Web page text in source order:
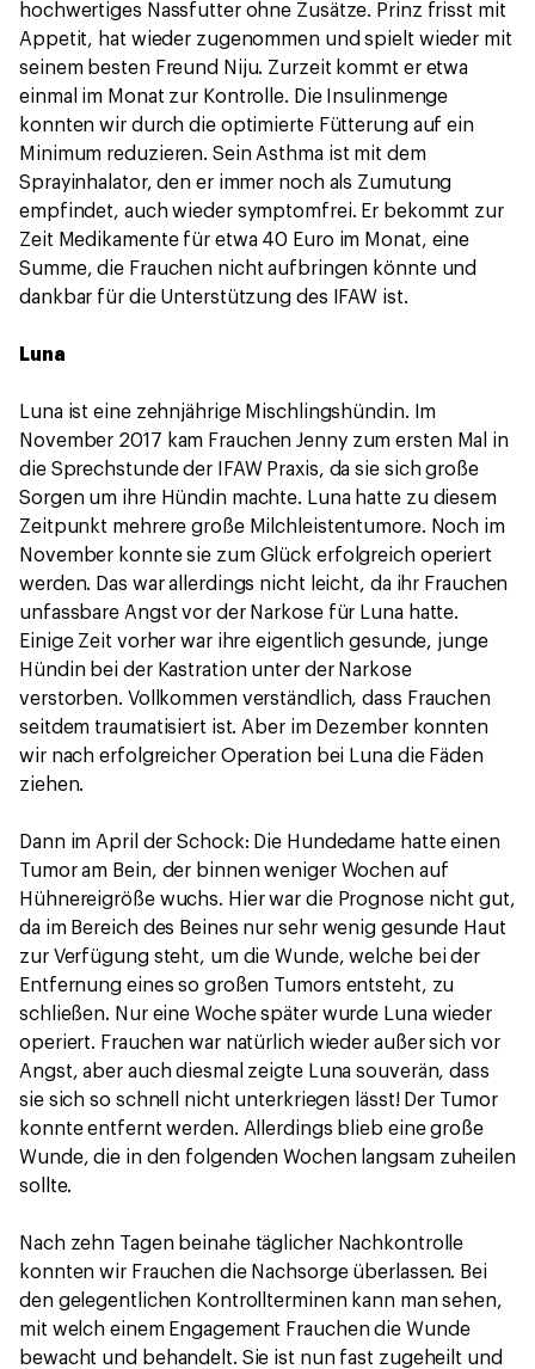
hochwertiges Nassfutter ohne Zusätze. Prinz frisst mit
Appetit, hat wieder zugenommen und spielt wieder mit
seinem besten Freund Niju. Zurzeit kommt er etwa
einmal im Monat zur Kontrolle. Die Insulinmenge
konnten wir durch die optimierte Fütterung auf ein
Minimum reduzieren. Sein Asthma ist mit dem
Sprayinhalator, den er immer noch als Zumutung
empfindet, auch wieder symptomfrei. Er bekommt zur
Zeit Medikamente für etwa 40 Euro im Monat, eine
Summe, die Frauchen nicht aufbringen könnte und
dankbar für die Unterstützung des IFAW ist.
Luna
Luna ist eine zehnjährige Mischlingshündin. Im
November 2017 kam Frauchen Jenny zum ersten Mal in
die Sprechstunde der IFAW Praxis, da sie sich große
Sorgen um ihre Hündin machte. Luna hatte zu diesem
Zeitpunkt mehrere große Milchleistentumore. Noch im
November konnte sie zum Glück erfolgreich operiert
werden. Das war allerdings nicht leicht, da ihr Frauchen
unfassbare Angst vor der Narkose für Luna hatte.
Einige Zeit vorher war ihre eigentlich gesunde, junge
Hündin bei der Kastration unter der Narkose
verstorben. Vollkommen verständlich, dass Frauchen
seitdem traumatisiert ist. Aber im Dezember konnten
wir nach erfolgreicher Operation bei Luna die Fäden
ziehen.
Dann im April der Schock: Die Hundedame hatte einen
Tumor am Bein, der binnen weniger Wochen auf
Hühnereigröße wuchs. Hier war die Prognose nicht gut,
da im Bereich des Beines nur sehr wenig gesunde Haut
zur Verfügung steht, um die Wunde, welche bei der
Entfernung eines so großen Tumors entsteht, zu
schließen. Nur eine Woche später wurde Luna wieder
operiert. Frauchen war natürlich wieder außer sich vor
Angst, aber auch diesmal zeigte Luna souverän, dass
sie sich so schnell nicht unterkriegen lässt! Der Tumor
konnte entfernt werden. Allerdings blieb eine große
Wunde, die in den folgenden Wochen langsam zuheilen
sollte.
Nach zehn Tagen beinahe täglicher Nachkontrolle
konnten wir Frauchen die Nachsorge überlassen. Bei
den gelegentlichen Kontrollterminen kann man sehen,
mit welch einem Engagement Frauchen die Wunde
bewacht und behandelt. Sie ist nun fast zugeheilt und